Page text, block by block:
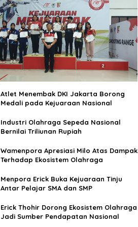
Atlet Menembak DKI Jakarta Borong
Medali pada Kejuaraan Nasional
Industri Olahraga Sepeda Nasional
Bernilai Triliunan Rupiah
Wamenpora Apresiasi Milo Atas Dampak
Terhadap Ekosistem Olahraga
Menpora Erick Buka Kejuaraan Tinju
Antar Pelajar SMA dan SMP
Erick Thohir Dorong Ekosistem Olahraga
Jadi Sumber Pendapatan Nasional